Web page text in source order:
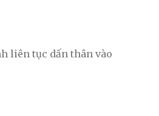
liên tục dấn thân vào